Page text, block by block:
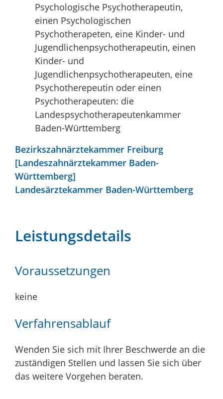
Psychologische Psychotherapeutin,
einen Psychologischen
Psychotherapeten, eine Kinder- und
Jugendlichenpsychotherapeutin, einen
Kinder- und
Jugendlichenpsychotherapeuten, eine
Psychotherepeutin oder einen
Psychotherapeuten: die
Landespsychotherapeutenkammer
Baden-Württemberg
Bezirkszahnärztekammer Freiburg
[Landeszahnärztekammer Baden-
Württemberg]
Landesärztekammer Baden-Württemberg
Leistungsdetails
Voraussetzungen
keine
Verfahrensablauf
Wenden Sie sich mit Ihrer Beschwerde an die
zuständigen Stellen und lassen Sie sich über
das weitere Vorgehen beraten.